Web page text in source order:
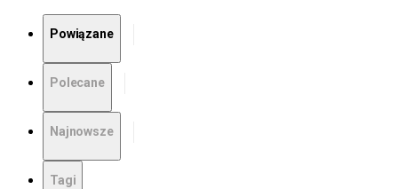
Powiązane
Polecane
Najnowsze
Tagi